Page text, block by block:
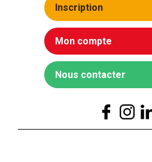
Inscription
Mon compte
Nous contacter